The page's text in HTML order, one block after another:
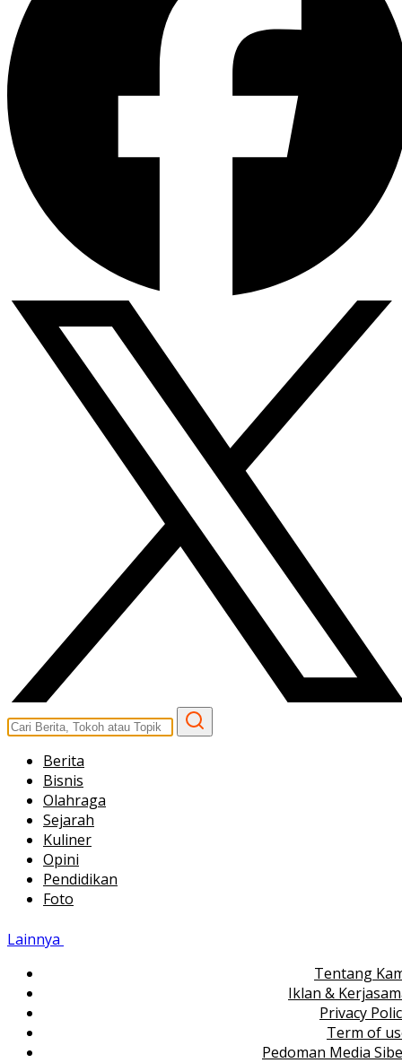
Berita
Bisnis
Olahraga
Sejarah
Kuliner
Opini
Pendidikan
Foto
Lainnya
Tentang
Iklan &
Privacy
Term of
Pedoman Media